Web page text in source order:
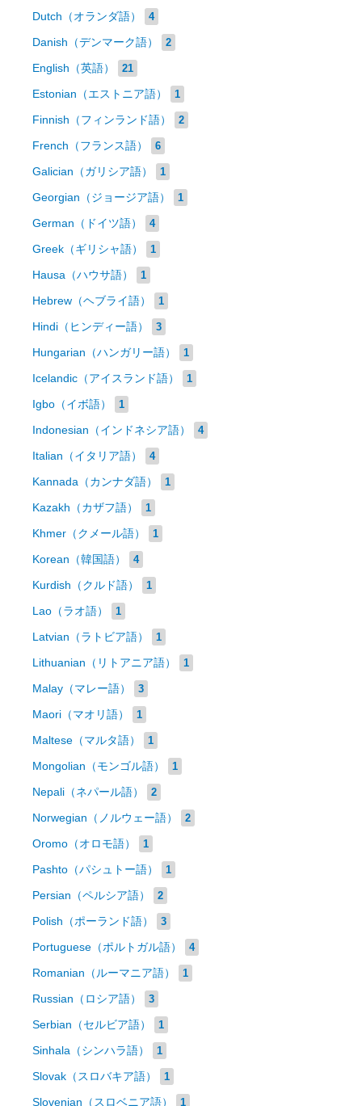
Dutch（オランダ語） 4
Danish（デンマーク語） 2
English（英語） 21
Estonian（エストニア語） 1
Finnish（フィンランド語） 2
French（フランス語） 6
Galician（ガリシア語） 1
Georgian（ジョージア語） 1
German（ドイツ語） 4
Greek（ギリシャ語） 1
Hausa（ハウサ語） 1
Hebrew（ヘブライ語） 1
Hindi（ヒンディー語） 3
Hungarian（ハンガリー語） 1
Icelandic（アイスランド語） 1
Igbo（イボ語） 1
Indonesian（インドネシア語） 4
Italian（イタリア語） 4
Kannada（カンナダ語） 1
Kazakh（カザフ語） 1
Khmer（クメール語） 1
Korean（韓国語） 4
Kurdish（クルド語） 1
Lao（ラオ語） 1
Latvian（ラトビア語） 1
Lithuanian（リトアニア語） 1
Malay（マレー語） 3
Maori（マオリ語） 1
Maltese（マルタ語） 1
Mongolian（モンゴル語） 1
Nepali（ネパール語） 2
Norwegian（ノルウェー語） 2
Oromo（オロモ語） 1
Pashto（パシュトー語） 1
Persian（ペルシア語） 2
Polish（ポーランド語） 3
Portuguese（ポルトガル語） 4
Romanian（ルーマニア語） 1
Russian（ロシア語） 3
Serbian（セルビア語） 1
Sinhala（シンハラ語） 1
Slovak（スロバキア語） 1
Slovenian（スロベニア語） 1